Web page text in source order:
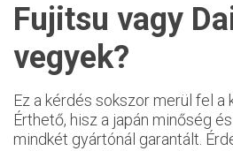
Fujitsu vagy
vegyek?
Ez a kérdés sokszor merül fel a
Érthető, hisz a japán minőség
mindkét gyártónál garantált.